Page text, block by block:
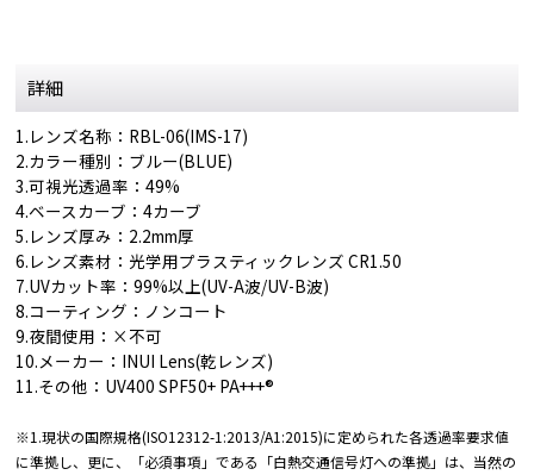
詳細
1.レンズ名称：RBL-06(IMS-17)
2.カラー種別：ブルー(BLUE)
3.可視光透過率：49%
4.ベースカーブ：4カーブ
5.レンズ厚み：2.2mm厚
6.レンズ素材：光学用プラスティックレンズ CR1.50
7.UVカット率：99%以上(UV-A波/UV-B波)
8.コーティング：ノンコート
9.夜間使用：×不可
10.メーカー：INUI Lens(乾レンズ)
11.その他：UV400 SPF50+ PA+++®︎
※1.現状の国際規格(ISO12312-1:2013/A1:2015)に定められた各透過率要求値
に準拠し、更に、「必須事項」である「白熱交通信号灯への準拠」は、当然の